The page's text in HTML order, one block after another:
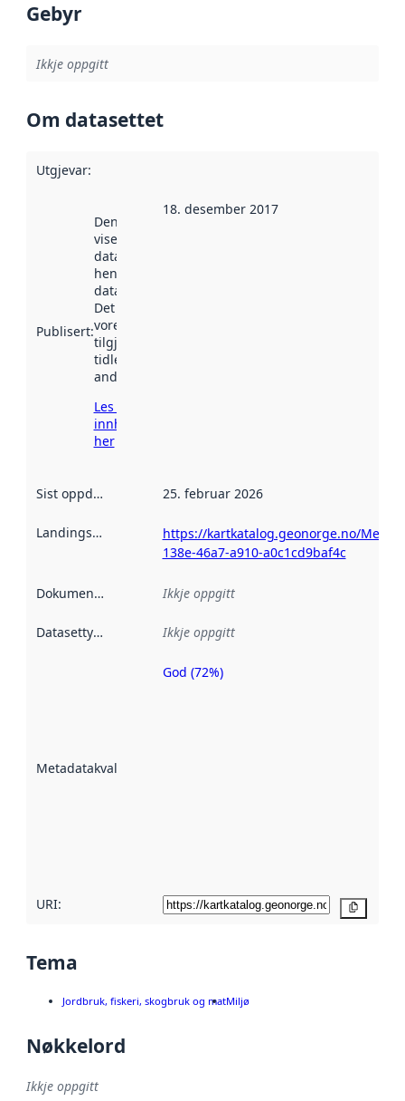
Gebyr
Ikkje oppgitt
Om datasettet
Utgjevar:
Publisert:
Denne datoen
viser når
datasettet vart
henta inn av
data.norge.no.
Det kan ha
vore
tilgjengeleg
tidlegare
andre stader.
Les meir om
innhenting
her
18. desember 2017
Sist oppdatert 25. februar 2026
Landingsside
https://kartkatalog.geonorge.no/
138e-46a7-a910-a0c1cd9baf4c
Dokumentasjon Ikkje oppgitt
Datasettype Ikkje oppgitt
Metadatakvalitet
Metadatakvalitet
God (72%)
URI:
Tema
Jordbruk, fiskeri, skogbruk og matMiljø
Nøkkelord
Ikkje oppgitt